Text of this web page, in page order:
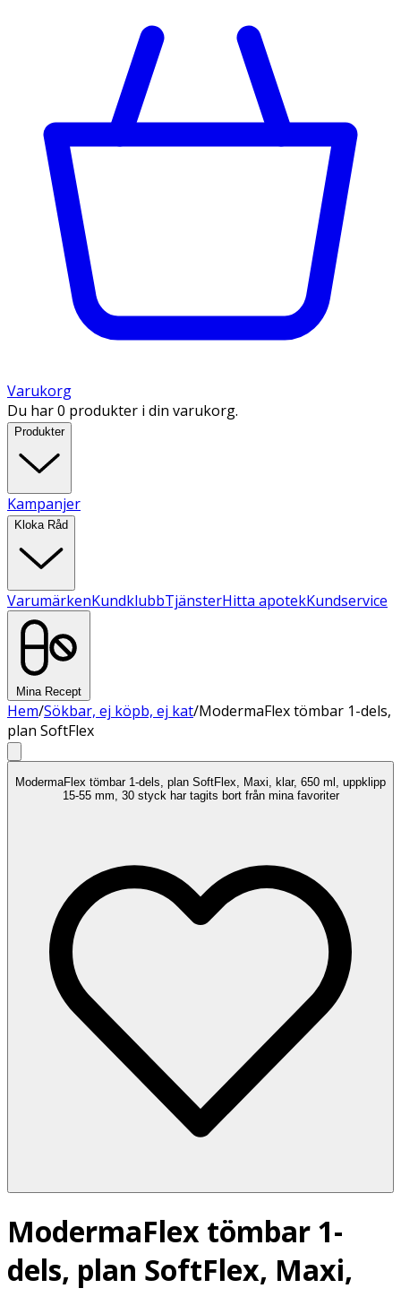
Varukorg
Du har 0 produkter i din varukorg.
Produkter
Kampanjer
Kloka Råd
VarumärkenKundklubbTjänsterHitta apotekKundservice
Mina Recept
Hem/Sökbar, ej köpb, ej kat/ModermaFlex tömbar 1-dels,
plan SoftFlex
ModermaFlex tömbar 1-dels, plan SoftFlex, Maxi, klar, 650 ml, uppklipp
15-55 mm, 30 styck har tagits bort från mina favoriter
ModermaFlex tömbar 1-
dels, plan SoftFlex, Maxi,